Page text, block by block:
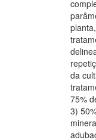
da
75%
3)